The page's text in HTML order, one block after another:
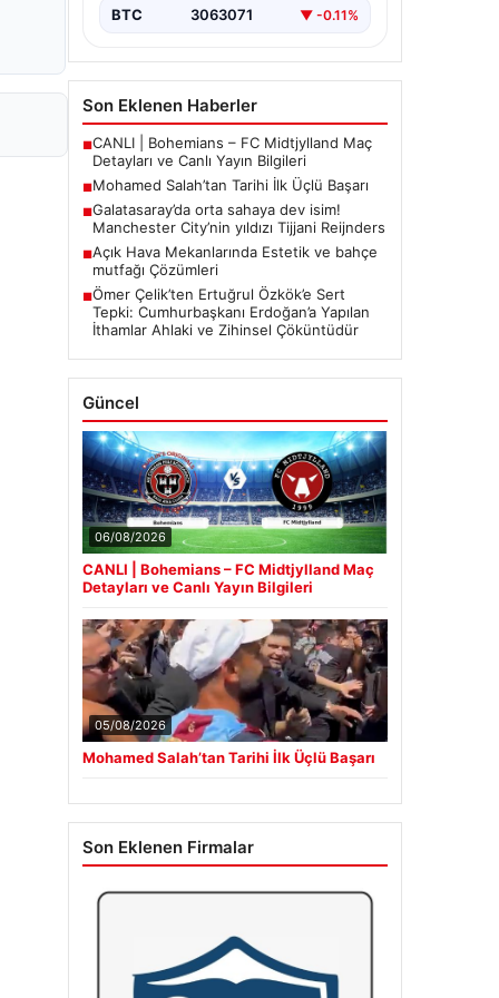
BTC 3063071 ▼ -0.11%
Son Eklenen Haberler
■CANLI | Bohemians – FC Midtjylland Maç
Detayları ve Canlı Yayın Bilgileri
■Mohamed Salah’tan Tarihi İlk Üçlü Başarı
■Galatasaray’da orta sahaya dev isim!
Manchester City’nin yıldızı Tijjani Reijnders
■Açık Hava Mekanlarında Estetik ve bahçe
mutfağı Çözümleri
■Ömer Çelik’ten Ertuğrul Özkök’e Sert
Tepki: Cumhurbaşkanı Erdoğan’a Yapılan
İthamlar Ahlaki ve Zihinsel Çöküntüdür
Güncel
06/08/2026
CANLI | Bohemians – FC Midtjylland Maç
Detayları ve Canlı Yayın Bilgileri
05/08/2026
Mohamed Salah’tan Tarihi İlk Üçlü Başarı
Son Eklenen Firmalar